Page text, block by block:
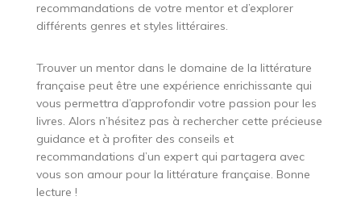
recommandations de votre mentor et d’explorer
différents genres et styles littéraires.
Trouver un mentor dans le domaine de la littérature
française peut être une expérience enrichissante qui
vous permettra d’approfondir votre passion pour les
livres. Alors n’hésitez pas à rechercher cette précieuse
guidance et à profiter des conseils et
recommandations d’un expert qui partagera avec
vous son amour pour la littérature française. Bonne
lecture !